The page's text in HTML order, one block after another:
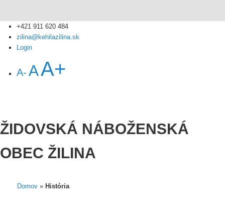
+421 911 620 484
zilina@kehilazilina.sk
Login
A- AA+
ŽIDOVSKÁ NÁBOŽENSKÁ
OBEC ŽILINA
Domov » História